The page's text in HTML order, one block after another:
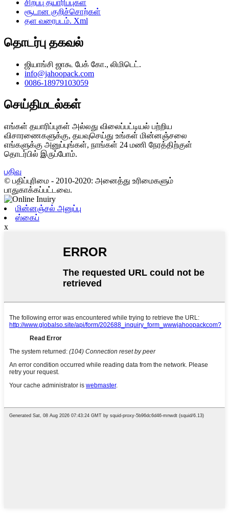
சிறப்பு தயாரிப்புகள்
சூடான குறிச்சொற்கள்
தள வரைபடம். Xml
தொடர்பு தகவல்
ஜியாங்சி ஜாகூ பேக் கோ., லிமிடெட்.
info@jahoopack.com
0086-18979103059
செய்திமடல்கள்
எங்கள் தயாரிப்புகள் அல்லது விலைப்பட்டியல் பற்றிய
விசாரணைகளுக்கு, தயவுசெய்து உங்கள் மின்னஞ்சலை
எங்களுக்கு அனுப்புங்கள், நாங்கள் 24 மணி நேரத்திற்குள்
தொடர்பில் இருப்போம்.
பதிவு
© பதிப்புரிமை - 2010-2020: அனைத்து உரிமைகளும்
பாதுகாக்கப்பட்டவை.
மின்னஞ்சல் அனுப்பு
ஸ்கைப்
x